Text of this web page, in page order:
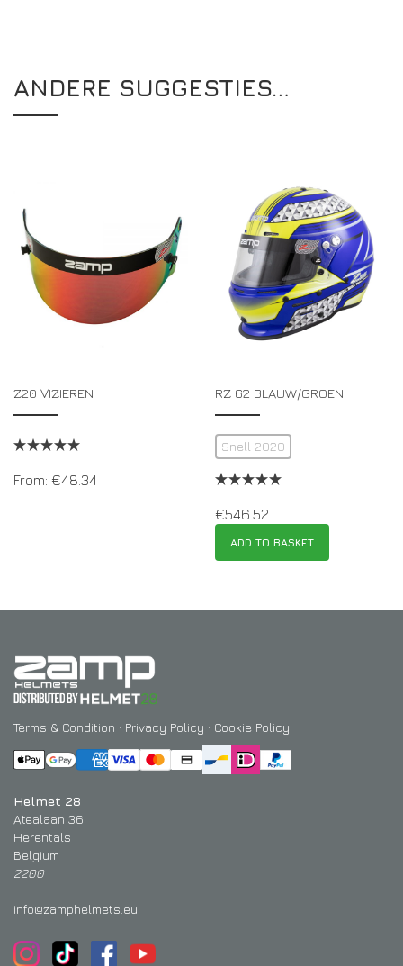
ANDERE SUGGESTIES…
Z20 VIZIEREN
From: €48.34
RZ 62 BLAUW/GROEN
Snell 2020
€546.52
ADD TO BASKET
Terms & Condition · Privacy Policy · Cookie Policy
Helmet 28
Atealaan 36
Herentals
Belgium
2200
info@zamphelmets.eu